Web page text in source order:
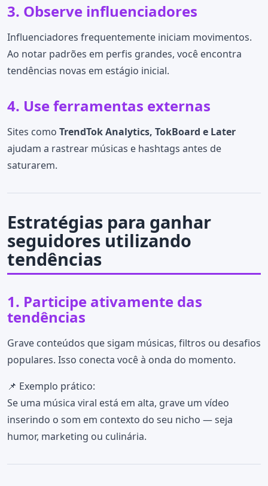
3. Observe influenciadores
Influenciadores frequentemente iniciam movimentos.
Ao notar padrões em perfis grandes, você encontra
tendências novas em estágio inicial.
4. Use ferramentas externas
Sites como TrendTok Analytics, TokBoard e Later
ajudam a rastrear músicas e hashtags antes de
saturarem.
Estratégias para ganhar
seguidores utilizando
tendências
1. Participe ativamente das
tendências
Grave conteúdos que sigam músicas, filtros ou desafios
populares. Isso conecta você à onda do momento.
📌 Exemplo prático:
Se uma música viral está em alta, grave um vídeo
inserindo o som em contexto do seu nicho — seja
humor, marketing ou culinária.